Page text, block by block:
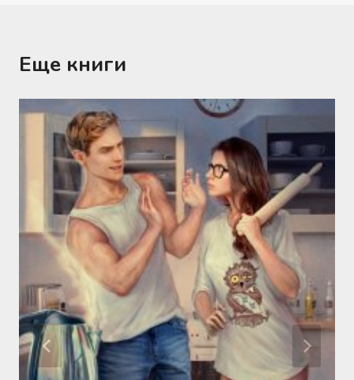
Еще книги